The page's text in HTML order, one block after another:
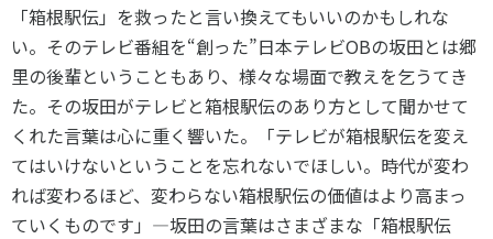
「箱根駅伝」を救ったと言い換えてもいいのかもしれな
い。そのテレビ番組を“創った”日本テレビOBの坂田とは郷
里の後輩ということもあり、様々な場面で教えを乞うてき
た。その坂田がテレビと箱根駅伝のあり方として聞かせて
くれた言葉は心に重く響いた。「テレビが箱根駅伝を変え
てはいけないということを忘れないでほしい。時代が変わ
れば変わるほど、変わらない箱根駅伝の価値はより高まっ
ていくものです」―坂田の言葉はさまざまな「箱根駅伝